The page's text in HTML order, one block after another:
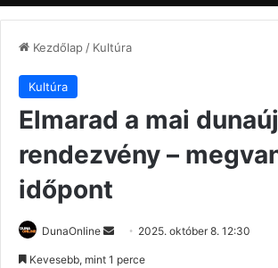
Kezdőlap/ Kultúra
Kultúra
Elmarad a mai
rendezvény –
időpont
DunaOnline
Send 2025. október 8. 12:30
Kevesebb, mint 1 perce